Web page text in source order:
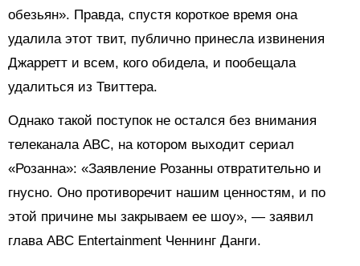
обезьян». Правда, спустя короткое время она
удалила этот твит, публично принесла извинения
Джарретт и всем, кого обидела, и пообещала
удалиться из Твиттера.
Однако такой поступок не остался без внимания
телеканала ABC, на котором выходит сериал
«Розанна»: «Заявление Розанны отвратительно и
гнусно. Оно противоречит нашим ценностям, и по
этой причине мы закрываем ее шоу», — заявил
глава ABC Entertainment Ченнинг Данги.